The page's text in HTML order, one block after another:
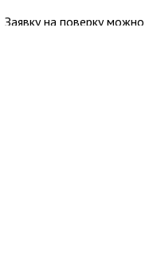
Заявку на поверку